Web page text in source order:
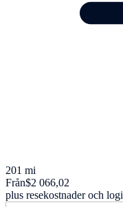
201 mi
Från$2 066,02
plus resekostnader och logi